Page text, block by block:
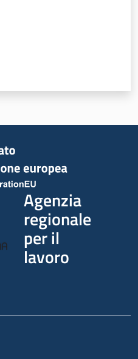
Agenzia
regionale
per il
lavoro